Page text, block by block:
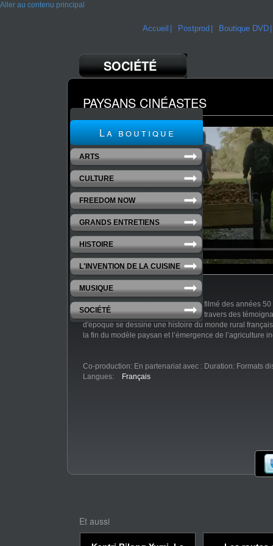
Aller au contenu principal
Accueil Postprod Boutique DVD
SOCIÉTÉ
PAYSANS CINÉASTES
Agriculteurs en Ile-de-France, ils ont filmé des années
vie de leur ferme et de leur village. A travers des
d'époque se dessine une histoire du monde rural
la fin du modèle paysan et l’émergence de l’agriculture
Co-production: En partenariat avec : Duration: Formats
Langues:
Français
Et aussi
La boutique
ARTS
CULTURE
FREEDOM NOW
GRANDS ENTRETIENS
HISTOIRE
L'INVENTION DE LA CUISINE
MUSIQUE
SOCIÉTÉ